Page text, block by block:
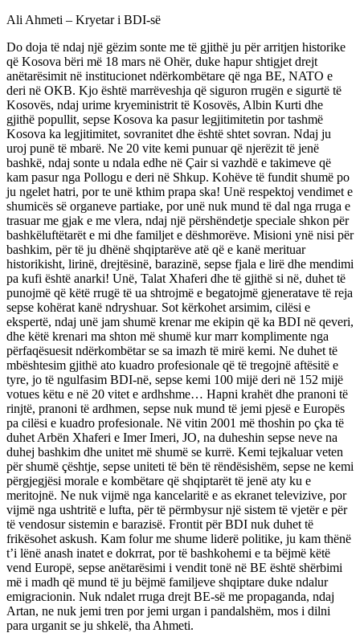
Ali Ahmeti – Kryetar i BDI-së
Do doja të ndaj një gëzim sonte me të gjithë ju për arritjen historike
që Kosova bëri më 18 mars në Ohër, duke hapur shtigjet drejt
anëtarësimit në institucionet ndërkombëtare që nga BE, NATO e
deri në OKB. Kjo është marrëveshja që siguron rrugën e sigurtë të
Kosovës, ndaj urime kryeministrit të Kosovës, Albin Kurti dhe
gjithë popullit, sepse Kosova ka pasur legjitimitetin por tashmë
Kosova ka legjitimitet, sovranitet dhe është shtet sovran. Ndaj ju
uroj punë të mbarë. Ne 20 vite kemi punuar që njerëzit të jenë
bashkë, ndaj sonte u ndala edhe në Çair si vazhdë e takimeve që
kam pasur nga Pollogu e deri në Shkup. Kohëve të fundit shumë po
ju ngelet hatri, por te unë kthim prapa ska! Unë respektoj vendimet e
shumicës së organeve partiake, por unë nuk mund të dal nga rruga e
trasuar me gjak e me vlera, ndaj një përshëndetje speciale shkon për
bashkëluftëtarët e mi dhe familjet e dëshmorëve. Misioni ynë nisi për
bashkim, për të ju dhënë shqiptarëve atë që e kanë merituar
historikisht, lirinë, drejtësinë, barazinë, sepse fjala e lirë dhe mendimi
pa kufi është anarki! Unë, Talat Xhaferi dhe të gjithë si në, duhet të
punojmë që këtë rrugë të ua shtrojmë e begatojmë gjeneratave të reja
sepse kohërat kanë ndryshuar. Sot kërkohet arsimim, cilësi e
ekspertë, ndaj unë jam shumë krenar me ekipin që ka BDI në qeveri,
dhe këtë krenari ma shton më shumë kur marr komplimente nga
përfaqësuesit ndërkombëtar se sa imazh të mirë kemi. Ne duhet të
mbështesim gjithë ato kuadro profesionale që të tregojnë aftësitë e
tyre, jo të ngulfasim BDI-në, sepse kemi 100 mijë deri në 152 mijë
votues këtu e në 20 vitet e ardhshme… Hapni krahët dhe pranoni të
rinjtë, pranoni të ardhmen, sepse nuk mund të jemi pjesë e Europës
pa cilësi e kuadro profesionale. Në vitin 2001 më thoshin po çka të
duhet Arbën Xhaferi e Imer Imeri, JO, na duheshin sepse neve na
duhej bashkim dhe unitet më shumë se kurrë. Kemi tejkaluar veten
për shumë çështje, sepse uniteti të bën të rëndësishëm, sepse ne kemi
përgjegjësi morale e kombëtare që shqiptarët të jenë aty ku e
meritojnë. Ne nuk vijmë nga kancelaritë e as ekranet televizive, por
vijmë nga ushtritë e lufta, për të përmbysur një sistem të vjetër e për
të vendosur sistemin e barazisë. Frontit për BDI nuk duhet të
frikësohet askush. Kam folur me shume liderë politike, ju kam thënë
t’i lënë anash inatet e dokrrat, por të bashkohemi e ta bëjmë këtë
vend Europë, sepse anëtarësimi i vendit tonë në BE është shërbimi
më i madh që mund të ju bëjmë familjeve shqiptare duke ndalur
emigracionin. Nuk ndalet rruga drejt BE-së me propaganda, ndaj
Artan, ne nuk jemi tren por jemi urgan i pandalshëm, mos i dilni
para urganit se ju shkelë, tha Ahmeti.